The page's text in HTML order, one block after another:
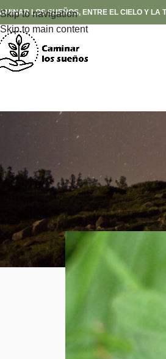
Skip to navigation
Skip to main content
LOS SUEÑOS, ENTRE EL CIELO Y LA